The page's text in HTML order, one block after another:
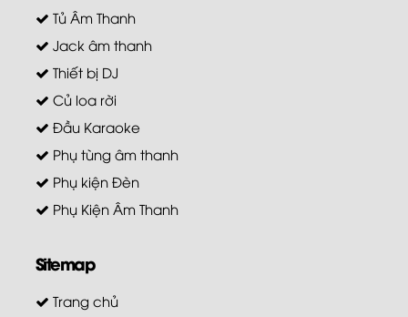
Tủ Âm Thanh
Jack âm thanh
Thiết bị DJ
Củ loa rời
Đầu Karaoke
Phụ tùng âm thanh
Phụ kiện Đèn
Phụ Kiện Âm Thanh
Sitemap
Trang chủ